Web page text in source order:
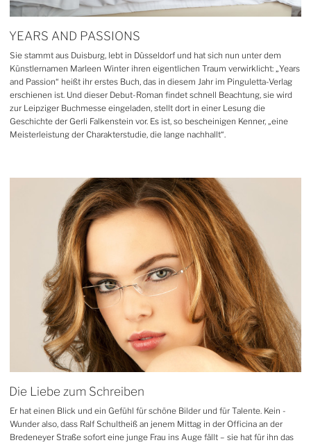
YEARS AND PASSIONS
Sie stammt aus Duisburg, lebt in Düsseldorf und hat sich nun unter dem
Künstlernamen Marleen Winter ihren eigentlichen Traum verwirklicht: „Years
and Passion“ heißt ihr erstes Buch, das in diesem Jahr im Pinguletta-Verlag
erschienen ist. Und dieser Debut-Roman findet schnell Beachtung, sie wird
zur Leipziger Buchmesse eingeladen, stellt dort in einer Lesung die
Geschichte der Gerli Falkenstein vor. Es ist, so bescheinigen Kenner, „eine
Meister­leistung der Charakterstudie, die lange nachhallt“.
Die Liebe zum Schreiben
Er hat einen Blick und ein Gefühl für schöne Bilder und für Talente. Kein ­
Wunder also, dass Ralf Schultheiß an jenem Mittag in der Officina an der
Bredeneyer Straße sofort eine junge Frau ins Auge fällt – sie hat für ihn das